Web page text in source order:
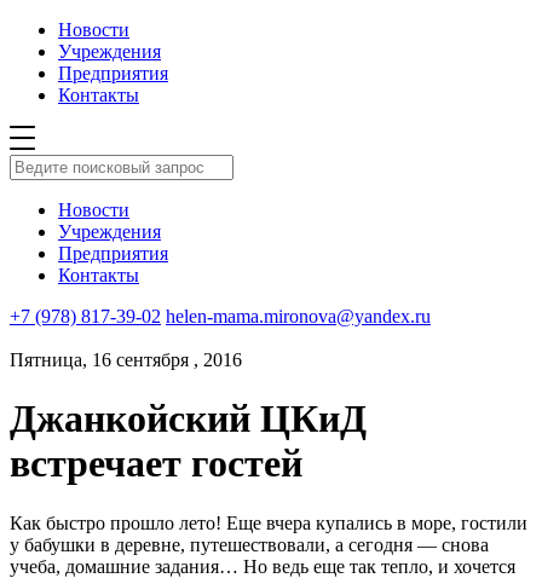
Новости
Учреждения
Предприятия
Контакты
Новости
Учреждения
Предприятия
Контакты
+7 (978) 817-39-02 helen-mama.mironova@yandex.ru
Пятница, 16 сентября , 2016
Джанкойский ЦКиД
встречает гостей
Как быстро прошло лето! Еще вчера купались в море, гостили
у бабушки в деревне, путешествовали, а сегодня — снова
учеба, домашние задания… Но ведь еще так тепло, и хочется